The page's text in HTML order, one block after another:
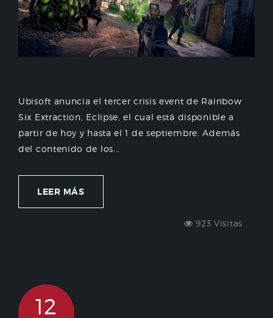
Ubisoft anuncia el tercer crisis event de Rainbow
Six Extraction, Eclipse, el cual está disponible a
partir de hoy y hasta el 1 de septiembre. Además
del contenido de los...
LEER MÁS
923 Visitas
12